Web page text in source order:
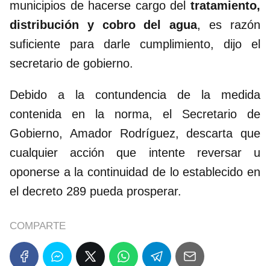
municipios de hacerse cargo del tratamiento,
distribución y cobro del agua, es razón
suficiente para darle cumplimiento, dijo el
secretario de gobierno.
Debido a la contundencia de la medida
contenida en la norma, el Secretario de
Gobierno, Amador Rodríguez, descarta que
cualquier acción que intente reversar u
oponerse a la continuidad de lo establecido en
el decreto 289 pueda prosperar.
COMPARTE